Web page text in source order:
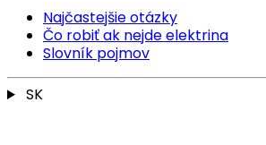
Najčastejšie otázky
Čo robiť ak nejde elektrina
Slovník pojmov
SK